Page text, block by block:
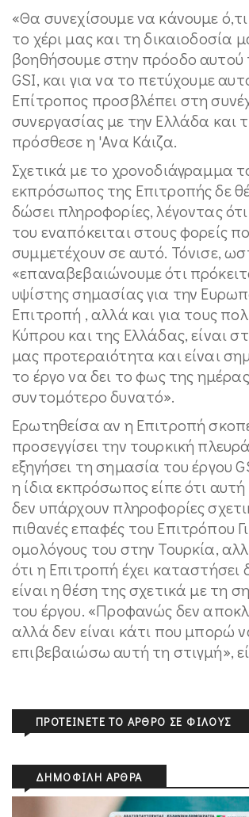
«Θα συνεχίσουμε να κάνουμε
το χέρι μας και τη δικαιοδοσία
βοηθήσουμε στην πρόοδο αυτού
GSI, και για να το πετύχουμε
Επίτροπος προσβλέπει στη
συνεργασίας με την Ελλάδα και
πρόσθεσε η 'Ανα Κάιζα.
Σχετικά με το χρονοδιάγραμμα
εκπρόσωπος της Επιτροπής δε
δώσει πληροφορίες, λέγοντας
του εναπόκειται στους φορείς
συμμετέχουν σε αυτό. Τόνισε,
«επαναβεβαιώνουμε ότι
υψίστης σημασίας για την
Επιτροπή , αλλά και για τους
Κύπρου και της Ελλάδας, είναι
μας προτεραιότητα και είναι
το έργο να δει το φως της
συντομότερο δυνατό».
Ερωτηθείσα αν η Επιτροπή
προσεγγίσει την τουρκική
εξηγήσει τη σημασία του έργου
η ίδια εκπρόσωπος είπε ότι
δεν υπάρχουν πληροφορίες
πιθανές επαφές του Επιτρόπου
ομολόγους του στην Τουρκία,
ότι η Επιτροπή έχει καταστήσει
είναι η θέση της σχετικά με τη
του έργου. «Προφανώς δεν
αλλά δεν είναι κάτι που μπορώ
επιβεβαιώσω αυτή τη στιγμή»,
ΠΡΟΤΕΊΝΕΤΕ ΤΟ ΆΡΘΡΟ ΣΕ ΦΊΛΟΥΣ
ΔΗΜΟΦΙΛΉ ΆΡΘΡΑ